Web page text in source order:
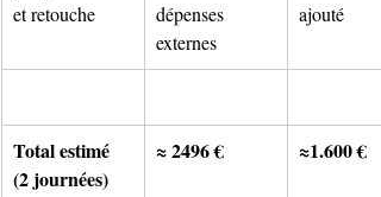
et retouche
dépenses
externes
ajouté
Total estimé
(2 journées)
≈ 2496 € ≈1.600 €